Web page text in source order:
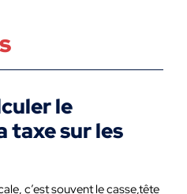
le
taxe sur les
c’est souvent le casse,tête